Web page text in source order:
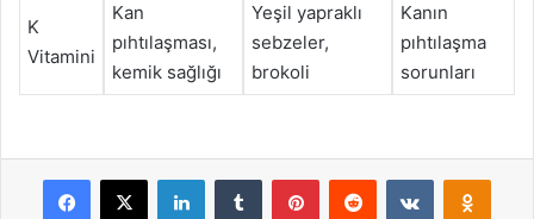
K
Vitamini
Kan
pıhtılaşması,
kemik sağlığı
Yeşil yapraklı
sebzeler,
brokoli
Kanın
pıhtılaşma
sorunları
Facebook
X LinkedInTumblr PinterestReddit VKontakte